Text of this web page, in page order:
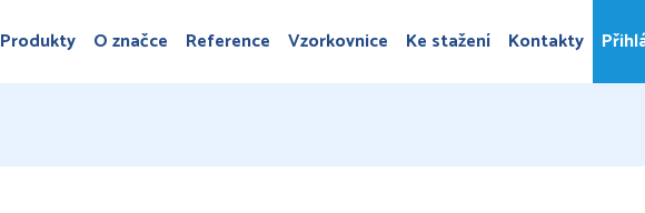
Produkty O značce Reference Vzorkovnice Ke stažení Kontakty